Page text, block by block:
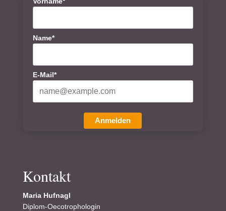
Name*
E-Mail*
Anmelden
Kontakt
Maria Hufnagl
Diplom-Oecotrophologin